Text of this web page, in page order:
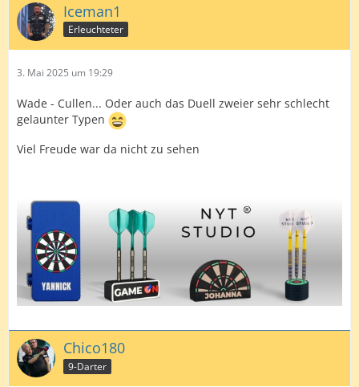
Iceman1
Erleuchteter
3. Mai 2025 um 19:29
Wade - Cullen... Oder auch das Duell zweier sehr schlecht
gelaunter Typen
Viel Freude war da nicht zu sehen
Chico180
9-Darter